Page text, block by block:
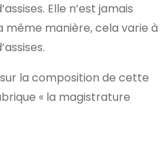
Elle n’est jamais
même manière, cela varie à
la composition de cette
« la magistrature